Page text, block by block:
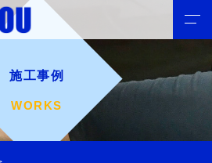
施工事例
WORKS